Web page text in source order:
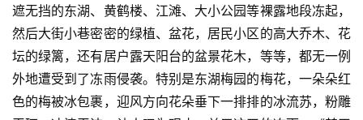
遮无挡的东湖、黄鹤楼、江滩、大小公园等裸露地段冻起，
然后大街小巷密密的绿植、盆花，居民小区的高大乔木、花
坛的绿篱，还有居户露天阳台的盆景花木，等等，都无一例
外地遭受到了冻雨侵袭。特别是东湖梅园的梅花，一朵朵红
色的梅被冰包裹，迎风方向花朵垂下一排排的冰流苏，粉雕